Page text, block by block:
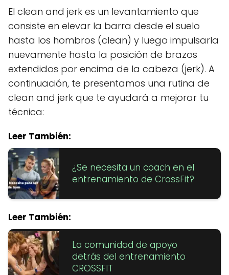
El clean and jerk es un levantamiento que
consiste en elevar la barra desde el suelo
hasta los hombros (clean) y luego impulsarla
nuevamente hasta la posición de brazos
extendidos por encima de la cabeza (jerk). A
continuación, te presentamos una rutina de
clean and jerk que te ayudará a mejorar tu
técnica:
Leer También:
¿Se necesita un coach en el
entrenamiento de CrossFit?
Leer También:
La comunidad de apoyo
detrás del entrenamiento
CROSSFIT